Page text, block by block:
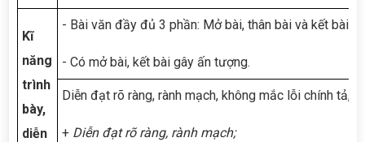
Kĩ
năng
trình
bày,
diễn
- Bài văn đầy đủ 3 phần: Mở bài, thân bài và kết bài.
- Có mở bài, kết bài gây ấn tượng.
Diễn đạt rõ ràng, rành mạch, không mắc lỗi chính tả,
+ Diễn đạt rõ ràng, rành mạch;